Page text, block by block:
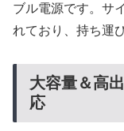
ブル電源です。サ
れており、持ち運
大容量＆高
応